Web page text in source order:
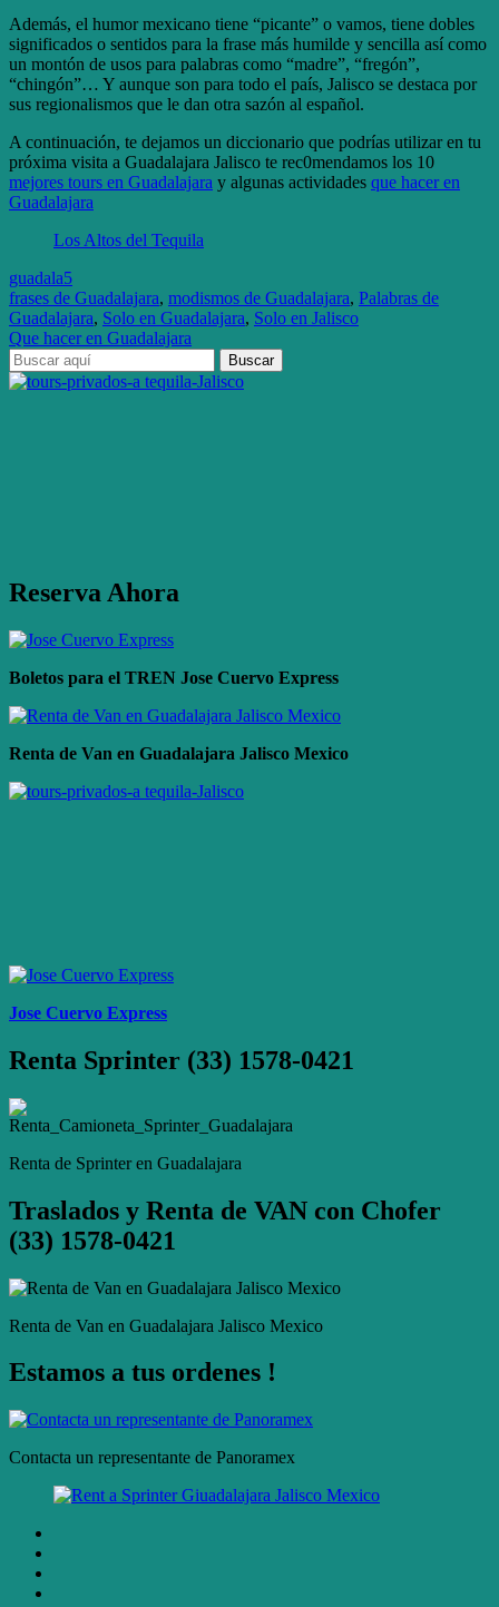
Además, el humor mexicano tiene “picante” o vamos, tiene dobles
significados o sentidos para la frase más humilde y sencilla así como
un montón de usos para palabras como “madre”, “fregón”,
“chingón”… Y aunque son para todo el país, Jalisco se destaca por
sus regionalismos que le dan otra sazón al español.
A continuación, te dejamos un diccionario que podrías utilizar en tu
próxima visita a Guadalajara Jalisco te rec0mendamos los 10
mejores tours en Guadalajara y algunas actividades que hacer en
Guadalajara
Los Altos del Tequila
guadala5
frases de Guadalajara, modismos de Guadalajara, Palabras de
Guadalajara, Solo en Guadalajara, Solo en Jalisco
Que hacer en Guadalajara
Reserva Ahora
Boletos para el TREN Jose Cuervo Express
Renta de Van en Guadalajara Jalisco Mexico
Jose Cuervo Express
Renta Sprinter (33) 1578-0421
Renta de Sprinter en Guadalajara
Traslados y Renta de VAN con Chofer
(33) 1578-0421
Renta de Van en Guadalajara Jalisco Mexico
Estamos a tus ordenes !
Contacta un representante de Panoramex